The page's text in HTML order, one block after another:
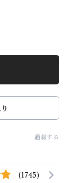
通報する
(1745)